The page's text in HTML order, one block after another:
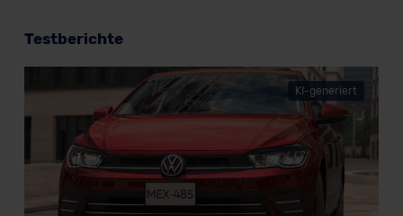
Testberichte
KI-generiert